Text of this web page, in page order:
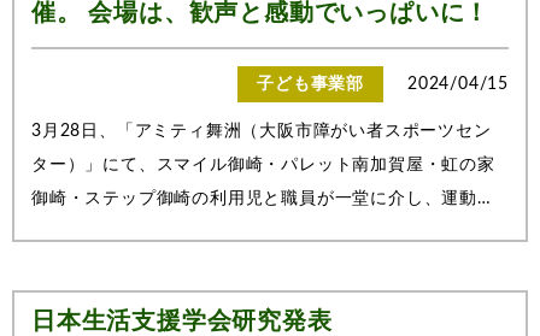
催。 会場は、歓声と感動でいっぱいに！
子ども事業部 2024/04/15
3月28日、「アミティ舞洲（大阪市障がい者スポーツセン
ター）」にて、スマイル御崎・パレット南加賀屋・虹の家
御崎・ステップ御崎の利用児と職員が一堂に介し、運動会
日本生活支援学会研究発表